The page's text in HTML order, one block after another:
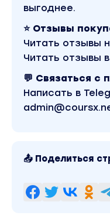
выгоднее.
⭐ Отзывы
Читать отзывы
Читать отзывы
💬 Связаться с
Написать в
📤 Поделиться